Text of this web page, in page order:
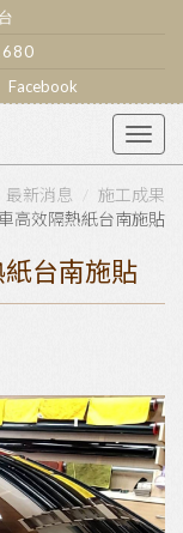
Facebook
最新消息
施工成果
高效隔熱紙台南施貼
台南施貼